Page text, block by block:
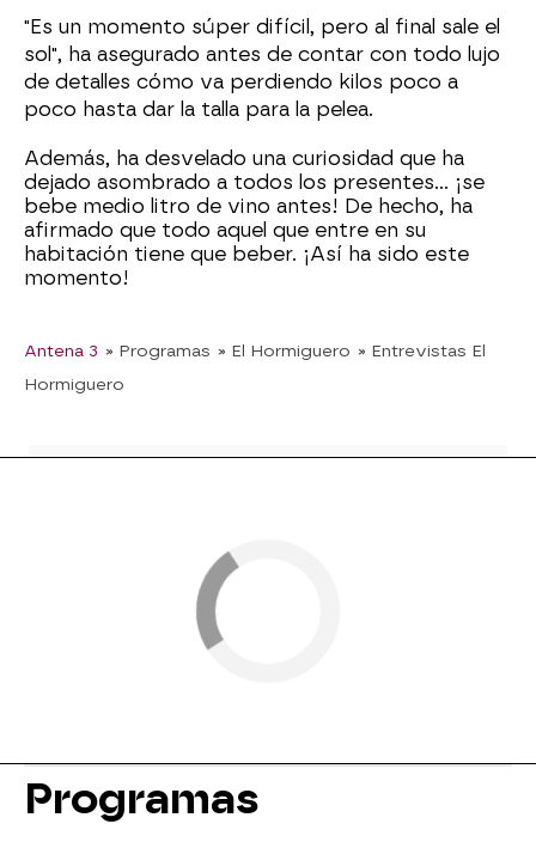
"Es un momento súper difícil, pero al final sale el
sol", ha asegurado antes de contar con todo lujo
de detalles cómo va perdiendo kilos poco a
poco hasta dar la talla para la pelea.
Además, ha desvelado una curiosidad que ha
dejado asombrado a todos los presentes... ¡se
bebe medio litro de vino antes! De hecho, ha
afirmado que todo aquel que entre en su
habitación tiene que beber. ¡Así ha sido este
momento!
Antena 3 » Programas » El Hormiguero » Entrevistas El
Hormiguero
Programas